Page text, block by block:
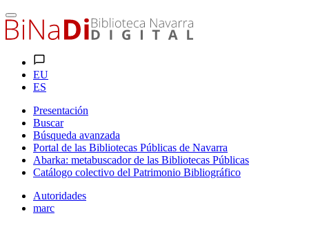
EU
ES
Presentación
Buscar
Búsqueda avanzada
Portal de las Bibliotecas Públicas de Navarra
Abarka: metabuscador de las Bibliotecas Públicas
Catálogo colectivo del Patrimonio Bibliográfico
Autoridades
marc